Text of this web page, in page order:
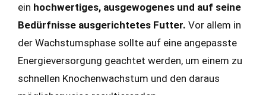
ein hochwertiges, ausgewogenes und auf seine
Bedürfnisse ausgerichtetes Futter. Vor allem in
der Wachstumsphase sollte auf eine angepasste
Energieversorgung geachtet werden, um einem zu
schnellen Knochenwachstum und den daraus